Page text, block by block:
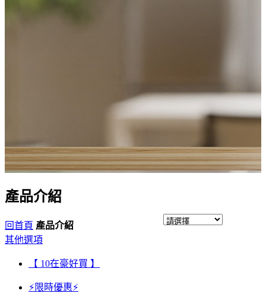
產品介紹
回首頁 產品介紹
其他選項
【 10在豪好買 】
⚡限時優惠⚡